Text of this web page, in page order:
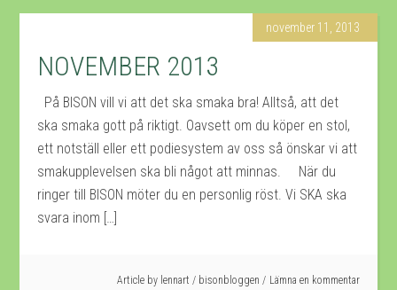
november 11, 2013
NOVEMBER 2013
På BISON vill vi att det ska smaka bra! Alltså, att det
ska smaka gott på riktigt. Oavsett om du köper en stol,
ett notställ eller ett podiesystem av oss så önskar vi att
smakupplevelsen ska bli något att minnas. När du
ringer till BISON möter du en personlig röst. Vi SKA ska
svara inom […]
Article by lennart / bisonbloggen Lämna en kommentar